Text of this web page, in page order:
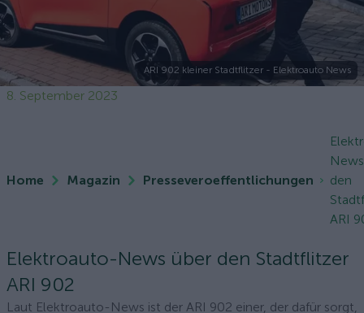
ARI 902 kleiner Stadtflitzer - Elektroauto News
8. September 2023
Home Magazin Presseveroeffentlichungen
den
ARI
Elektroauto-News über den Stadtflitzer
ARI 902
Laut Elektroauto-News ist der ARI 902 einer, der dafür sorgt,